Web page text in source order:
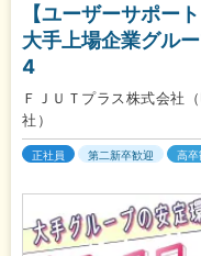
【ユーザーサポー
大手上場企業グル
4
ＦＪＵＴプラス株式会社
社）
正社員 第二新卒歓迎 高卒